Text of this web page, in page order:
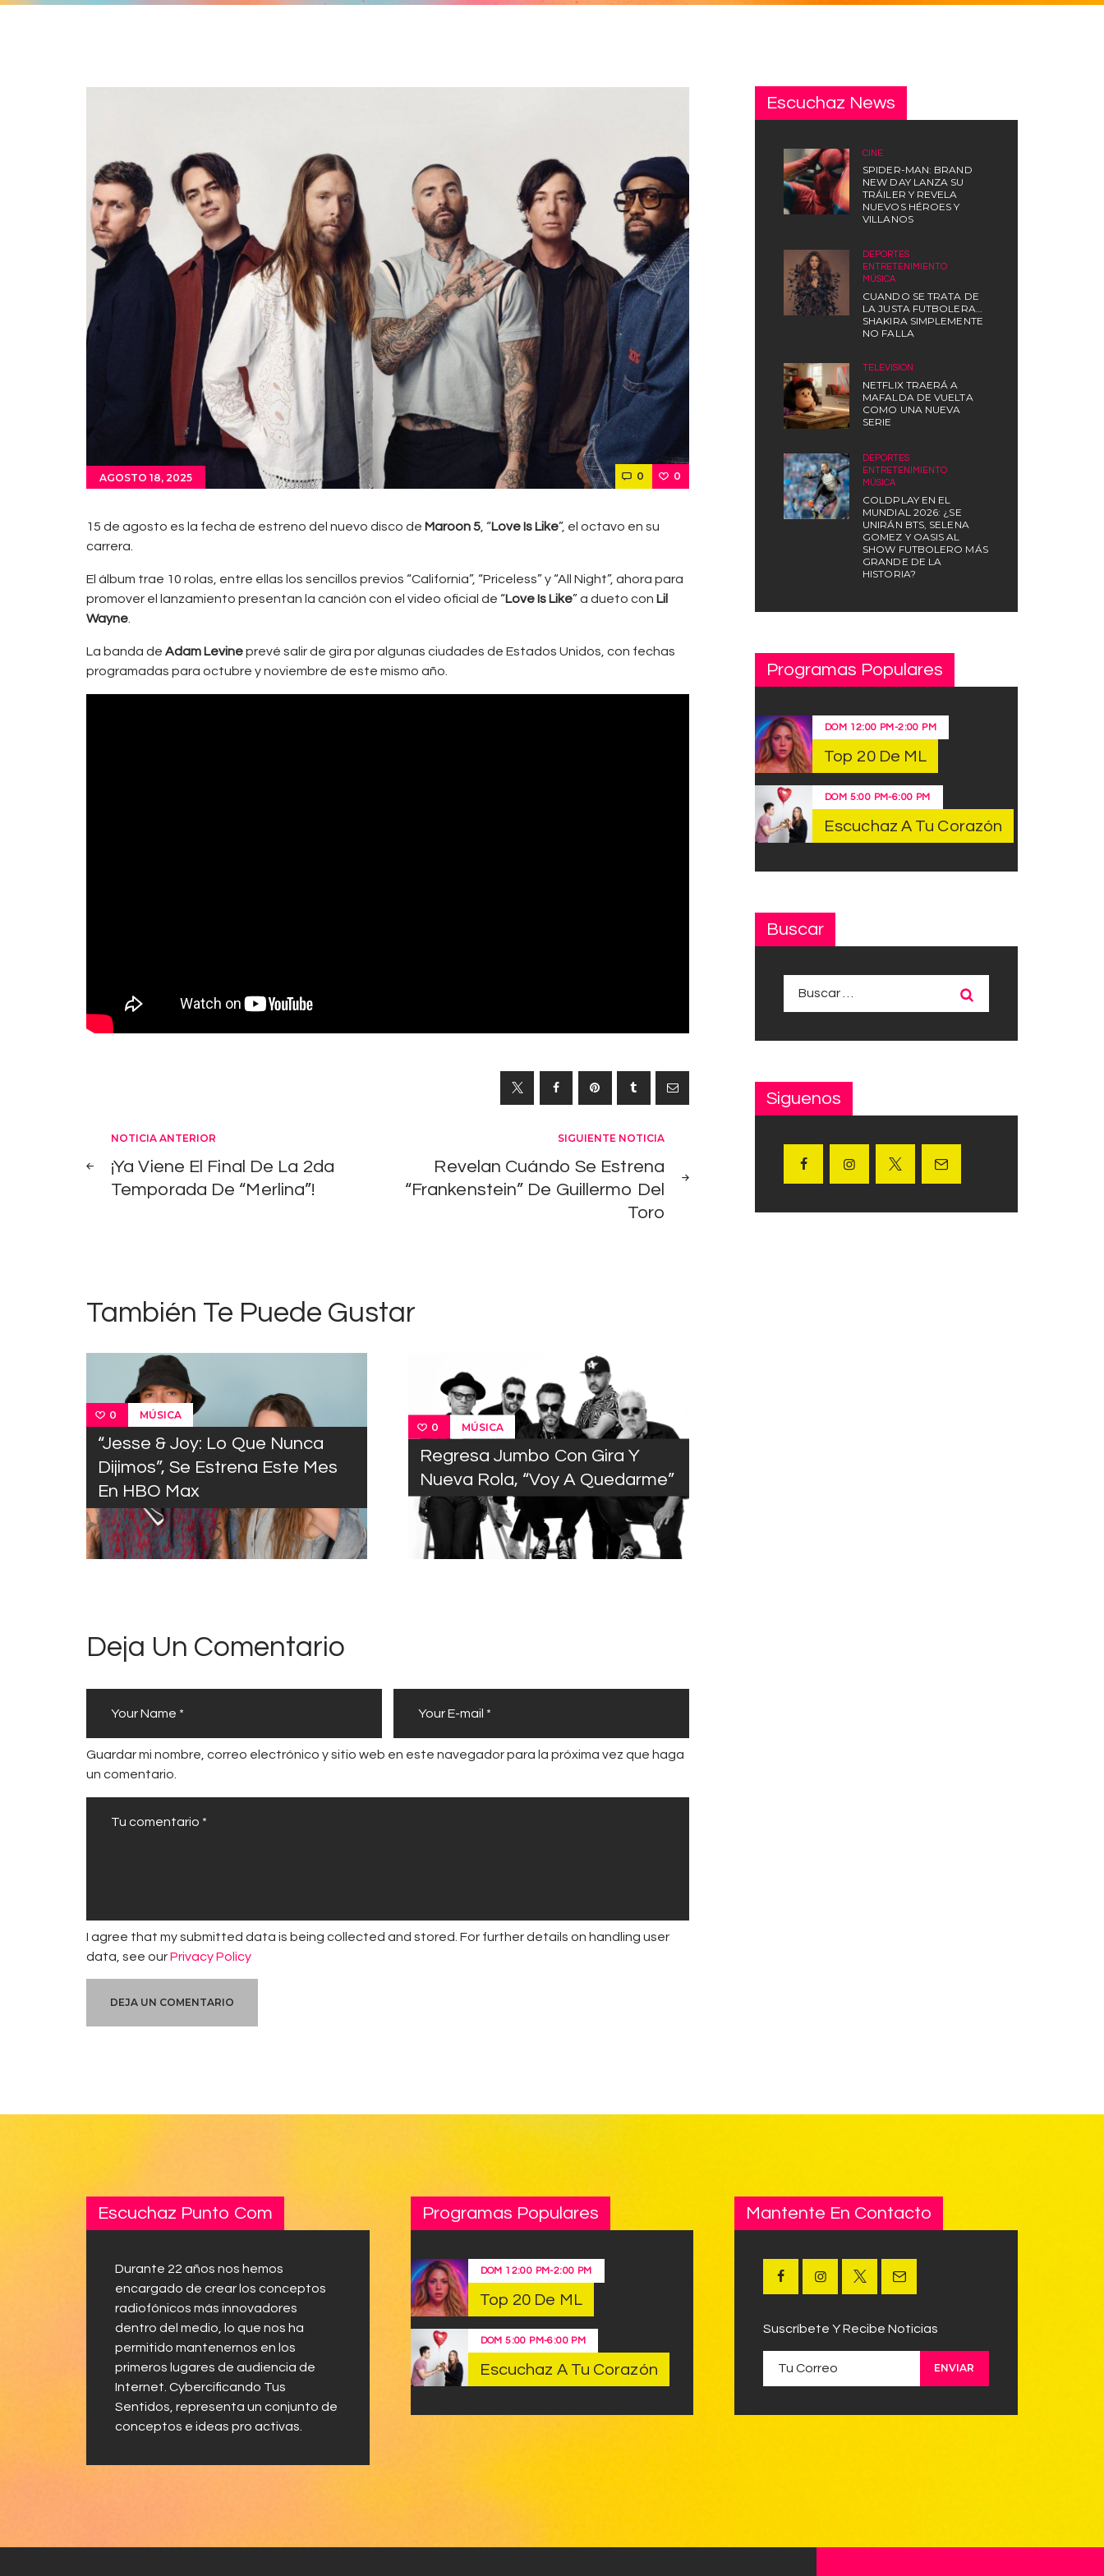
AGOSTO 18, 2025 0 0
15 de agosto es la fecha de estreno del nuevo disco de Maroon 5 , “Love Is Like”, el octavo en su
carrera.
El álbum trae 10 rolas, entre ellas los sencillos previos “California”, “Priceless” y “All Night”, ahora para
promover el lanzamiento presentan la canción con el video oficial de “Love Is Like” a dueto con Lil
Wayne
La banda de Adam Levineprevé salir de gira por algunas ciudades de Estados Unidos, con fechas
programadas para octubre y noviembre de este mismo año.
Navegación
de
NOTICIA ANTERIOR
¡Ya Viene El Final De La 2da
Temporada De “Merlina”!
SIGUIENTE NOTICIA
Revelan Cuándo Se Estrena
“Frankenstein” De Guillermo Del
Toro
También Te Puede Gustar
0 MÚSICA
“Jesse & Joy: Lo Que Nunca
Dijimos”, Se Estrena Este Mes
En HBO Max
0 MÚSICA
Regresa Jumbo Con Gira Y
Nueva Rola, “Voy A Quedarme”
Deja Un Comentario
Guardar mi nombre, correo electrónico y sitio web en este navegador para la próxima vez que haga
un comentario.
I agree that my submitted data is being collected and stored. For further details on handling user
data, see ourPrivacy Policy
Escuchaz News
CINE
SPIDER-MAN: BRAND
NEW DAY LANZA SU
TRÁILER Y REVELA
NUEVOS HÉROES Y
VILLANOS
DEPORTES
ENTRETENIMIENTO
MÚSICA
CUANDO SE TRATA DE
LA JUSTA FUTBOLERA…
SHAKIRA SIMPLEMENTE
NO FALLA
TELEVISIÓN
NETFLIX TRAERÁ A
MAFALDA DE VUELTA
COMO UNA NUEVA
SERIE
DEPORTES
ENTRETENIMIENTO
MÚSICA
COLDPLAY EN EL
MUNDIAL 2026: ¿SE
UNIRÁN BTS, SELENA
GOMEZ Y OASIS AL
SHOW FUTBOLERO MÁS
GRANDE DE LA
HISTORIA?
Programas Populares
DOM 12:00 PM-2:00 PM
Top 20 De ML
DOM 5:00 PM-6:00 PM
Escuchaz A Tu Corazón
Buscar
Siguenos
Escuchaz Punto Com
Durante 22 años nos hemos
encargado de crear los conceptos
radiofónicos más innovadores
dentro del medio, lo que nos ha
permitido mantenernos en los
primeros lugares de audiencia de
Internet. Cybercificando Tus
Sentidos, representa un conjunto de
conceptos e ideas pro activas.
Programas Populares
DOM 12:00 PM-2:00 PM
Top 20 De ML
DOM5:00 PM-6:00 PM
Escuchaz A Tu Corazón
Mantente En Contacto
Suscríbete Y Recibe Noticias